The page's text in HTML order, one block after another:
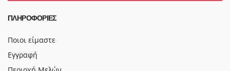
ΠΛΗΡΟΦΟΡΊΕΣ
Ποιοι είμαστε
Εγγραφή